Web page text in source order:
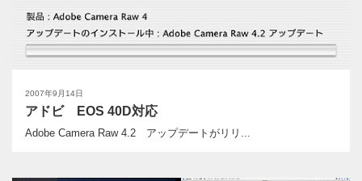
2007年9月14日
アドビ EOS 40D対応
Adobe Camera Raw 4.2 アップデートがリリ...